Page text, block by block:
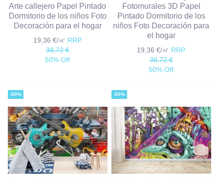
Arte callejero Papel Pintado
Dormitorio de los niños Foto
Decoración para el hogar
19,36 €/㎡ RRP
38,72 €
50% Off
Fotomurales 3D Papel
Pintado Dormitorio de los
niños Foto Decoración para
el hogar
19,36 €/㎡ RRP
38,72 €
50% Off
-50% -50%